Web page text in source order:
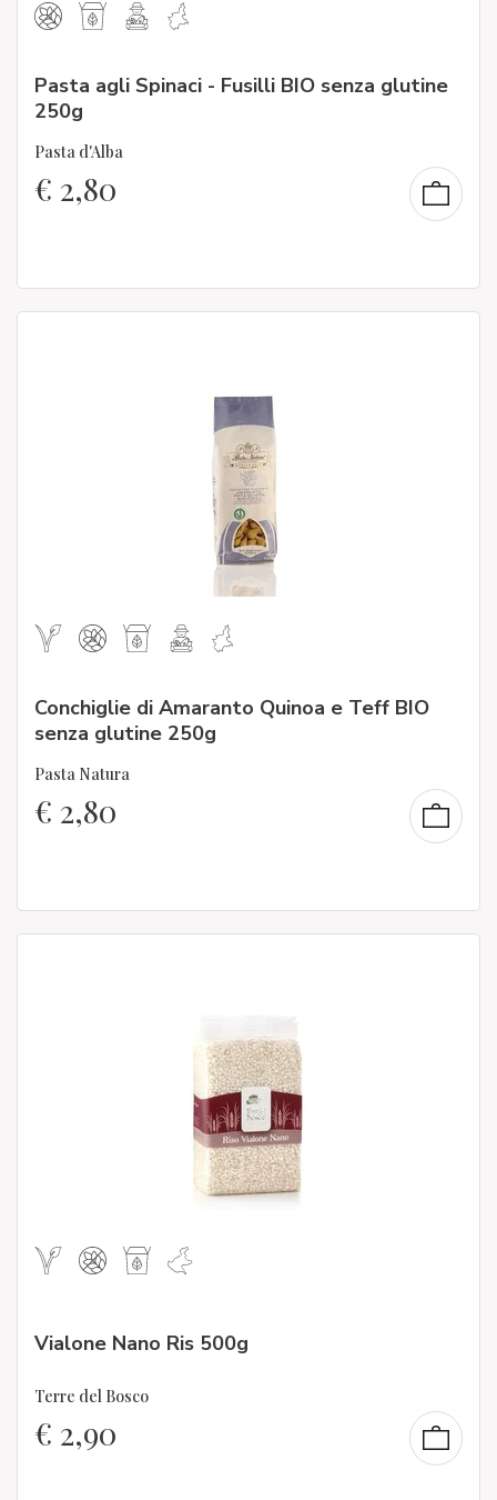
Pasta agli Spinaci - Fusilli BIO senza glutine
250g
Pasta d'Alba
€ 2,80
Conchiglie di Amaranto Quinoa e Teff BIO
senza glutine 250g
Pasta Natura
€ 2,80
Vialone Nano Ris 500g
Terre del Bosco
€ 2,90